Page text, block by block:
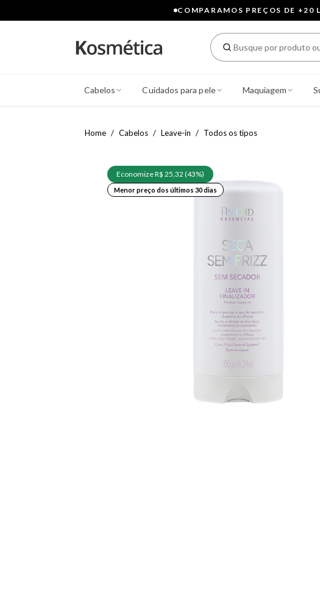
COMPARAMOS PREÇOS DE +20
Cabelos Cuidados para pele Maquiagem
Home Cabelos Leave-in Todos os tipos
Economize R$ 25,32 (43%)
Menor preço dos últimos 30 dias